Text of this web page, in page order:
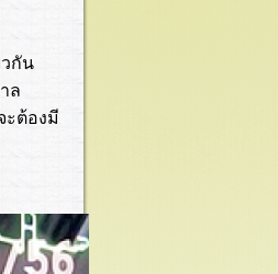
กัน
ล
ต้องมี